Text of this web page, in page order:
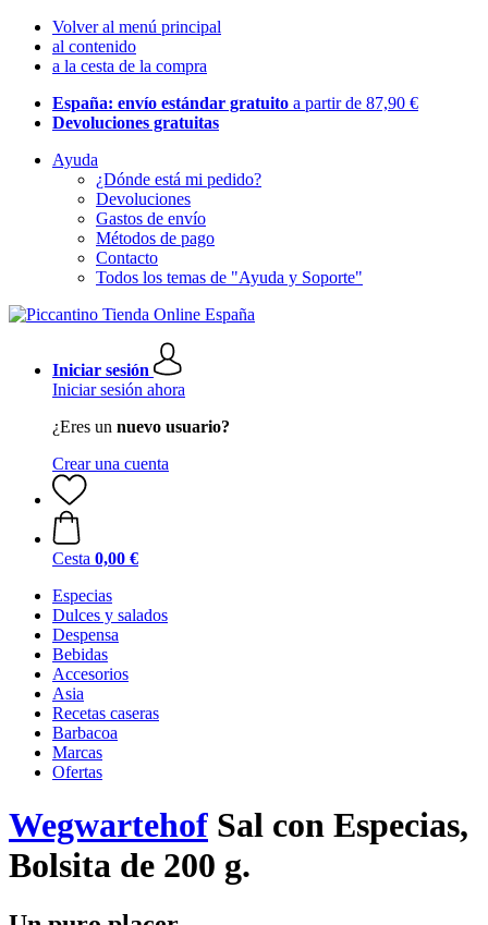
Volver al menú principal
al contenido
a la cesta de la compra
España: envío estándar gratuito a partir de 87,90 €
Devoluciones gratuitas
Ayuda
¿Dónde está mi pedido?
Devoluciones
Gastos de envío
Métodos de pago
Contacto
Todos los temas de "Ayuda y Soporte"
Iniciar sesión
Iniciar sesión ahora
¿Eres un nuevo usuario?
Crear una cuenta
Cesta 0,00 €
Especias
Dulces y salados
Despensa
Bebidas
Accesorios
Asia
Recetas caseras
Barbacoa
Marcas
Ofertas
Wegwartehof Sal con Especias,
Bolsita de 200 g.